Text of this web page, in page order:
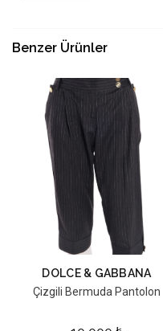
Benzer Ürünler
DOLCE & GABBANA
Çizgili Bermuda Pantolon